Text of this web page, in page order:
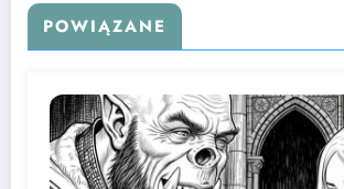
POWIĄZANE